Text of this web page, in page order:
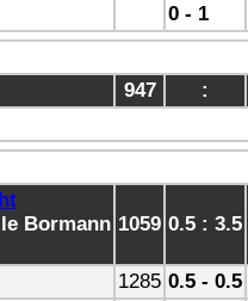
0 - 1
947 :
1059 0.5 : 3.5
1285 0.5 - 0.5